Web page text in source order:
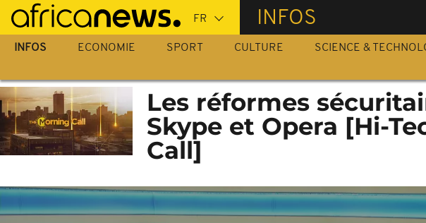
Passer
au
contenu
INFOS
INFOS ECONOMIE SPORT CULTURE SCIENCE &
Les réformes
Skype et Opera [Hi-
Call]